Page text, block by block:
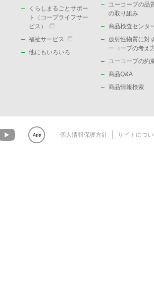
くらしまるごとサポー
ト（コープライフサー
ビス）
福祉サービス
他にもいろいろ
ユーコープの品
の取り組み
商品検査センタ
放射性物質に対
ーコープの考え
ユーコープの約
商品Q&A
商品情報検索
個人情報保護方針 サイトにつ